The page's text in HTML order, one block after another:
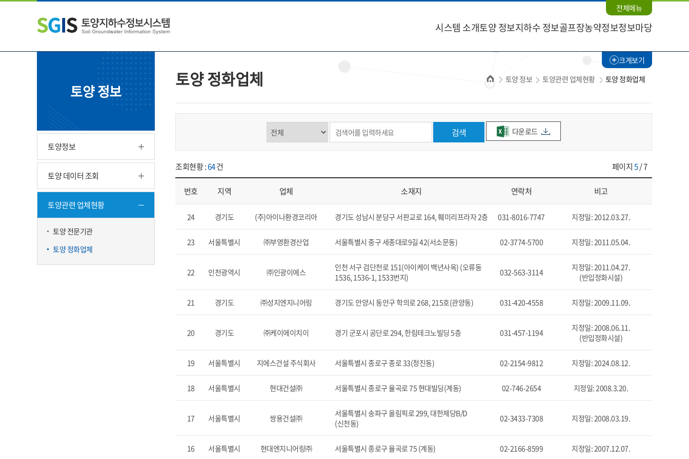
시스템 소개토양 정보지하수 정보골프장농약정보정보마당
전체메뉴
토양 정보
토양정보
토양 데이터 조회
토양관련 업체현황
토양 전문기관
토양 정화업체
토양 정화업체 홈 토양 정보 토양관련 업체현황 토양 정화업체
크게보기
검색 다운로드
조회현황 :64건 페이지5/ 7
번호 지역 업체 소재지 연락처 비고
24 경기도 (주)아이나환경코리아 경기도 성남시 분당구 서판교로 164, 훼미리프라자 2층 031-8016-7747 지정일: 2012.03.27.
23 서울특별시 ㈜부영환경산업 서울특별시 중구 세종대로9길 42(서소문동) 02-3774-5700 지정일: 2011.05.04.
22 인천광역시 ㈜인광이에스
인천 서구 검단천로 151(아이케이 백년사옥) (오류동
1536, 1536-1, 1533번지)
032-563-3114
지정일: 2011.04.27.
(반입정화시설)
21 경기도 ㈜성지엔지니어링 경기도 안양시 동안구 학의로 268, 215호(관양동) 031-420-4558 지정일: 2009.11.09.
20 경기도 ㈜케이에이치이 경기 군포시 공단로 294, 한림테크노빌딩 5층 031-457-1194
지정일: 2008.06.11.
(반입정화시설)
19 서울특별시 지에스건설 주식회사 서울특별시 종로구 종로 33(청진동) 02-2154-9812 지정일: 2024.08.12.
18 서울특별시 현대건설㈜ 서울특별시 종로구 율곡로 75 현대빌딩(계동) 02-746-2654 지정일: 2008.3.20.
17 서울특별시 쌍용건설㈜
서울특별시 송파구 올림픽로 299, 대한제당B/D
(신천동)
02-3433-7308 지정일: 2008.03.19.
16 서울특별시 현대엔지니어링㈜ 서울특별시 종로구 율곡로 75 (계동) 02-2166-8599 지정일: 2007.12.07.